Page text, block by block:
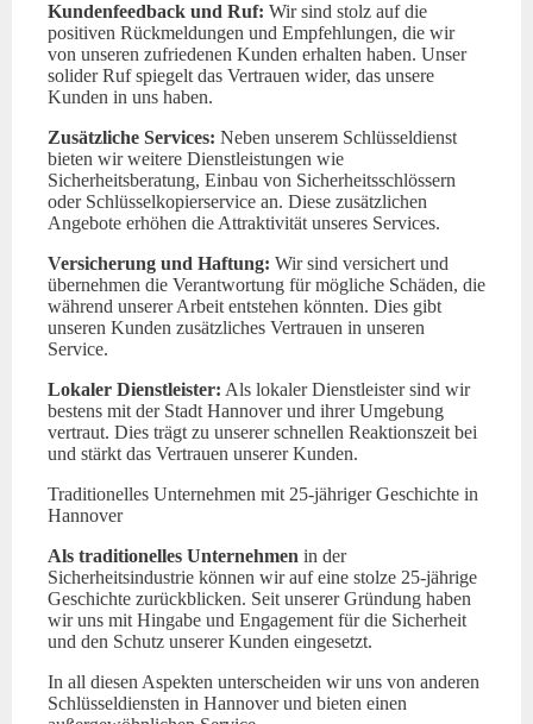
Kundenfeedback und Ruf: Wir sind stolz auf die
positiven Rückmeldungen und Empfehlungen, die wir
von unseren zufriedenen Kunden erhalten haben. Unser
solider Ruf spiegelt das Vertrauen wider, das unsere
Kunden in uns haben.
Zusätzliche Services: Neben unserem Schlüsseldienst
bieten wir weitere Dienstleistungen wie
Sicherheitsberatung, Einbau von Sicherheitsschlössern
oder Schlüsselkopierservice an. Diese zusätzlichen
Angebote erhöhen die Attraktivität unseres Services.
Versicherung und Haftung: Wir sind versichert und
übernehmen die Verantwortung für mögliche Schäden, die
während unserer Arbeit entstehen könnten. Dies gibt
unseren Kunden zusätzliches Vertrauen in unseren
Service.
Lokaler Dienstleister: Als lokaler Dienstleister sind wir
bestens mit der Stadt Hannover und ihrer Umgebung
vertraut. Dies trägt zu unserer schnellen Reaktionszeit bei
und stärkt das Vertrauen unserer Kunden.
Traditionelles Unternehmen mit 25-jähriger Geschichte in
Hannover
Als traditionelles Unternehmen in der
Sicherheitsindustrie können wir auf eine stolze 25-jährige
Geschichte zurückblicken. Seit unserer Gründung haben
wir uns mit Hingabe und Engagement für die Sicherheit
und den Schutz unserer Kunden eingesetzt.
In all diesen Aspekten unterscheiden wir uns von anderen
Schlüsseldiensten in Hannover und bieten einen